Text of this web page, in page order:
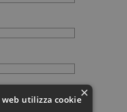
×
utilizza cookie